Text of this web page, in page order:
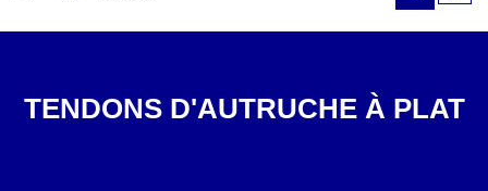
TENDONS D'AUTRUCHE À PLAT